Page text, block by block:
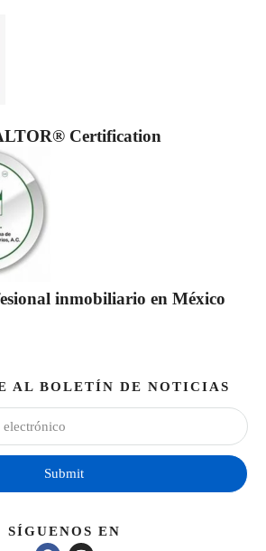
Certification
inmobiliario en México
AL BOLETÍN DE NOTICIAS
Submit
SÍGUENOS EN